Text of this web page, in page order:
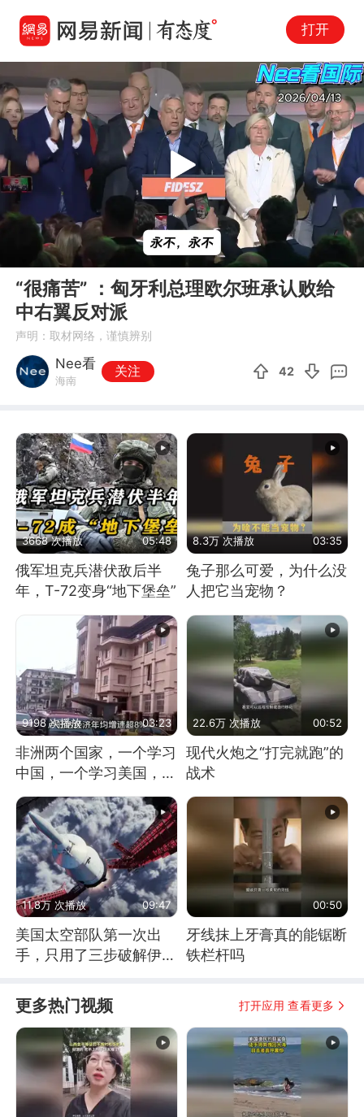
打开
00:00 04:45
Play
“很痛苦” ：匈牙利总理欧尔班承认败给
中右翼反对派
声明：取材网络，谨慎辨别
Nee看
海南
关注 42
3668 次播放 05:48
俄军坦克兵潜伏敌后半
年，T-72变身“地下堡垒”
8.3万 次播放 03:35
兔子那么可爱，为什么没
人把它当宠物？
9198 次播放 03:23
非洲两个国家，一个学习
中国，一个学习美国，结
果怎么样了？
22.6万 次播放 00:52
现代火炮之“打完就跑”的
战术
11.8万 次播放 09:47
美国太空部队第一次出
手，只用了三步破解伊朗
00:50
牙线抹上牙膏真的能锯断
铁栏杆吗
更多热门视频 打开应用 查看更多